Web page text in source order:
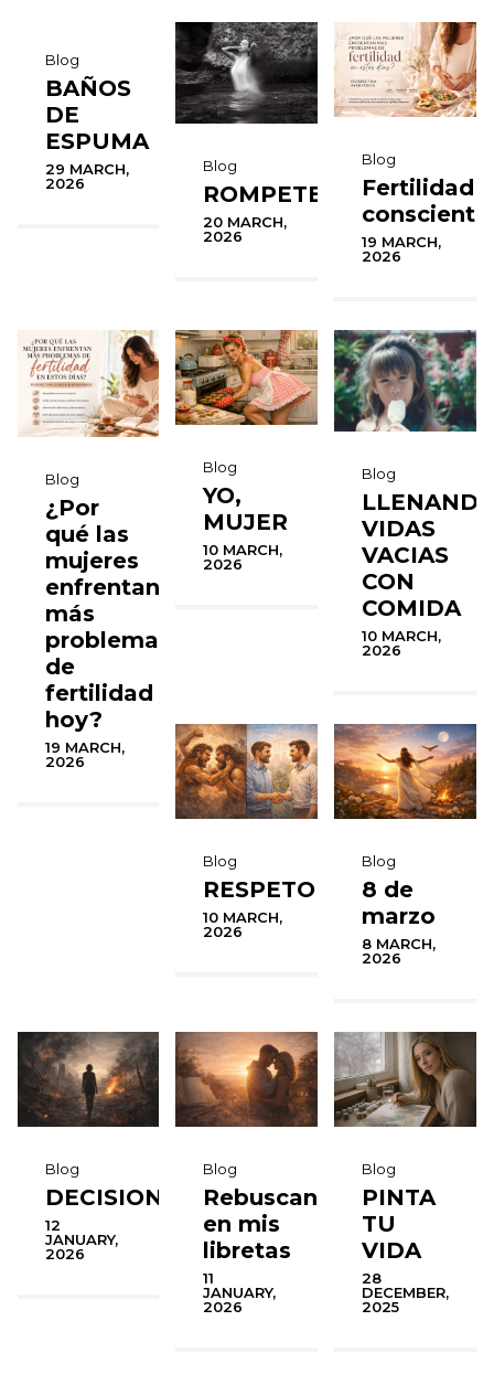
Blog
BAÑOS
DE
ESPUMA
29 MARCH,
2026
Blog
ROMPETE
20 MARCH,
2026
Blog
Fertilidad
consciente
19 MARCH,
2026
Blog
¿Por
qué las
mujeres
enfrentan
más
problemas
de
fertilidad
hoy?
19 MARCH,
2026
Blog
YO,
MUJER
10 MARCH,
2026
Blog
VIDAS
VACIAS
CON
COMIDA
10 MARCH,
2026
Blog
RESPETO
10 MARCH,
2026
Blog
8 de
marzo
8 MARCH,
2026
Blog
DECISIONES
12
JANUARY,
2026
Blog
Rebuscando
en mis
libretas
11
JANUARY,
2026
Blog
PINTA
TU
VIDA
28
DECEMBER,
2025